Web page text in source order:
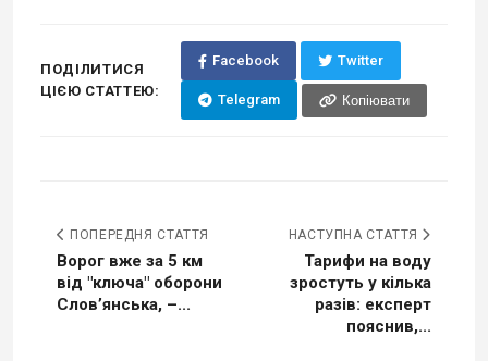
ПОДІЛИТИСЯ
ЦІЄЮ СТАТТЕЮ:
Facebook Twitter
Telegram Копіювати
ПОПЕРЕДНЯ СТАТТЯ
Ворог вже за 5 км
від "ключа" оборони
Словʼянська, –...
НАСТУПНА СТАТТЯ
Тарифи на воду
зростуть у кілька
разів: експерт
пояснив,...